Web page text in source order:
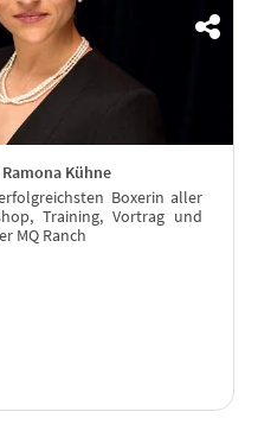
Kühne
Boxerin aller
Training, Vortrag und
MQ Ranch